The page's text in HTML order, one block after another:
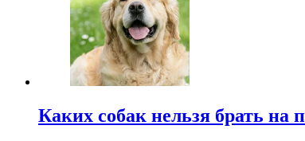
Каких собак нельзя брать на